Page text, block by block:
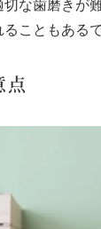
な歯磨きが
こともある
点